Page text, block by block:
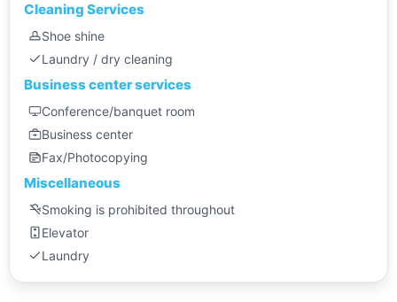
Cleaning Services
Shoe shine
Laundry / dry cleaning
Business center services
Conference/banquet room
Business center
Fax/Photocopying
Miscellaneous
Smoking is prohibited throughout
Elevator
Laundry